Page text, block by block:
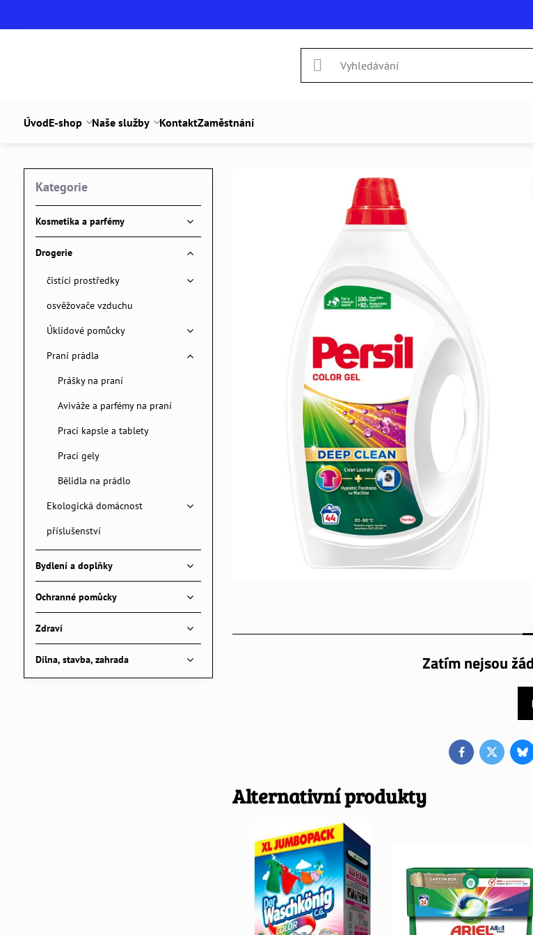
ÚvodE-shop Naše služby KontaktZaměstnání
Zatím nejsou
FacebookTwitter
Alternativní produkty
Kategorie
Kosmetika a parfémy
Drogerie
čistící prostředky
osvěžovače vzduchu
Úklidové pomůcky
Praní prádla
Prášky na praní
Aviváže a parfémy na praní
Prací kapsle a tablety
Prací gely
Bělidla na prádlo
Ekologická domácnost
příslušenství
Bydlení a doplňky
Ochranné pomůcky
Zdraví
Dílna, stavba, zahrada